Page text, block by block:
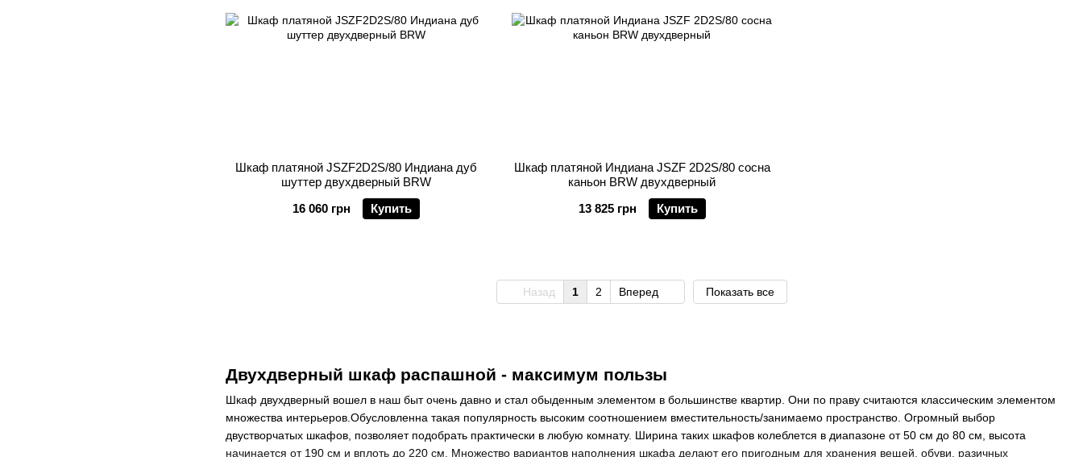
Двухдверный шкаф распашной - максимум пользы
Шкаф двухдверный вошел в наш быт очень давно и стал обыденным элементом в большинстве квартир. Они по праву считаются классическим элементом
множества интерьеров.Обусловленна такая популярность высоким соотношением вместительность/занимаемо пространство. Огромный выбор
двустворчатых шкафов, позволяет подобрать практически в любую комнату. Ширина таких шкафов колеблется в диапазоне от 50 см до 80 см, высота
начинается от 190 см и вплоть до 220 см. Множество вариантов наполнения шкафа делают его пригодным для хранения вещей, обуви, разичных
Шкаф платяной JSZF2D2S/80 Индиана дуб
шуттер двухдверный BRW
16 060 грн
Купить
Шкаф платяной Индиана JSZF 2D2S/80 сосна
каньон BRW двухдверный
13 825 грн
Купить
Назад 1 2 Вперед Показать все